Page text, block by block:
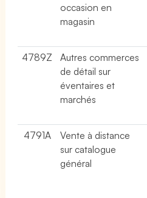
occasion en
magasin
4789Z
Autres commerces
de détail sur
éventaires et
marchés
4791A
Vente à distance
sur catalogue
général